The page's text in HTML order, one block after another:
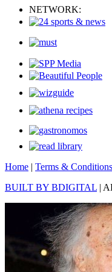
NETWORK:
Home | Terms & Conditions
BUILT BY BDIGITAL |